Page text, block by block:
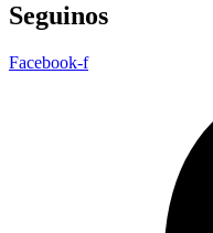
Seguinos
Facebook-f